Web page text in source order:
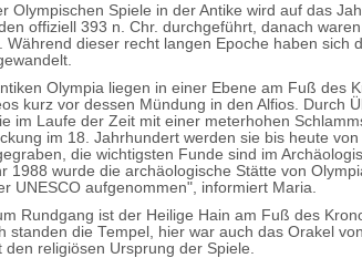
Olympischen Spiele in der Antike wird auf das
offiziell 393 n. Chr. durchgeführt, danach
Während dieser recht langen Epoche haben sich
Olympia liegen in einer Ebene am Fuß des
kurz vor dessen Mündung in den Alfios. Durch
im Laufe der Zeit mit einer meterhohen
im 18. Jahrhundert werden sie bis heute
die wichtigsten Funde sind im
1988 wurde die archäologische Stätte von
UNESCO aufgenommen", informiert Maria.
Rundgang ist der Heilige Hain am Fuß des
standen die Tempel, hier war auch das Orakel
den religiösen Ursprung der Spiele.